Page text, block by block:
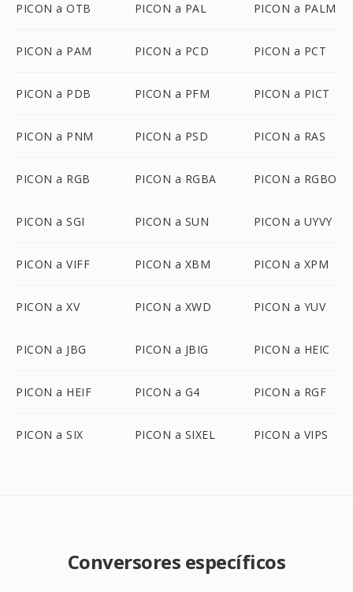
PICON a OTB PICON a PAL PICON a PALM
PICON a PAM PICON a PCD PICON a PCT
PICON a PDB PICON a PFM PICON a PICT
PICON a PNM PICON a PSD PICON a RAS
PICON a RGB PICON a RGBA PICON a RGBO
PICON a SGI PICON a SUN PICON a UYVY
PICON a VIFF PICON a XBM PICON a XPM
PICON a XV PICON a XWD PICON a YUV
PICON a JBG PICON a JBIG PICON a HEIC
PICON a HEIF PICON a G4 PICON a RGF
PICON a SIX PICON a SIXEL PICON a VIPS
Conversores específicos